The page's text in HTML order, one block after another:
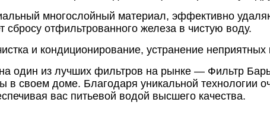
многослойный материал, эффективно
отфильтрованного железа в чистую воду.
и кондиционирование, устранение неприятных
один из лучших фильтров на рынке — Фильтр
в своем доме. Благодаря уникальной
вас питьевой водой высшего качества.